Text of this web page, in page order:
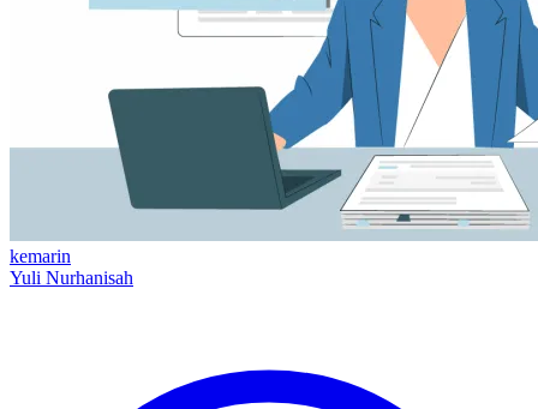
kemarin
Yuli Nurhanisah